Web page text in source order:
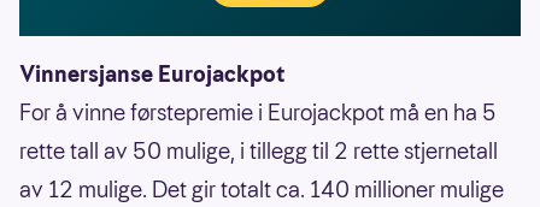
Vinnersjanse Eurojackpot
For å vinne førstepremie i Eurojackpot må en ha 5
rette tall av 50 mulige, i tillegg til 2 rette stjernetall
av 12 mulige. Det gir totalt ca. 140 millioner mulige